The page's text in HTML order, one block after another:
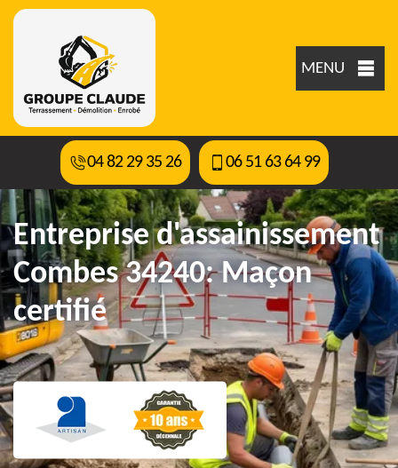
MENU
04 82 29 35 26 06 51 63 64 99
Entreprise d'assainissement
Combes 34240: Maçon
certifié